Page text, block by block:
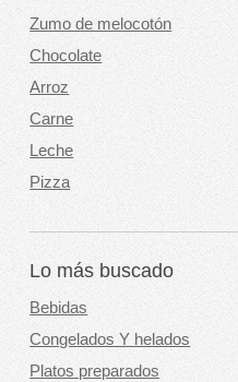
Zumo de melocotón
Chocolate
Arroz
Carne
Leche
Pizza
Lo más buscado
Bebidas
Congelados Y helados
Platos preparados